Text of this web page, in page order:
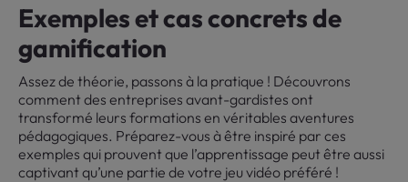
Exemples et cas concrets de
gamification
Assez de théorie, passons à la pratique ! Découvrons
comment des entreprises avant-gardistes ont
transformé leurs formations en véritables aventures
pédagogiques. Préparez-vous à être inspiré par ces
exemples qui prouvent que l’apprentissage peut être aussi
captivant qu’une partie de votre jeu vidéo préféré !